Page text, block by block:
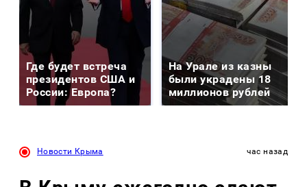
Где будет встреча
президентов США и
России: Европа?
На Урале из казны
были украдены 18
миллионов рублей
Новости Крыма час назад